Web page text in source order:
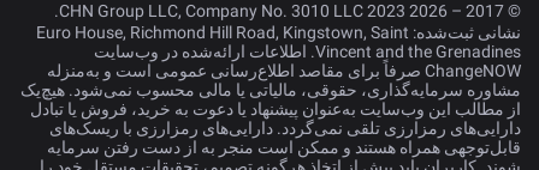
© 2017 – 2026 CHN Group LLC, Company No. 3010 LLC 2023.
نشانی ثبت‌شده: Euro House, Richmond Hill Road, Kingstown, Saint
Vincent and the Grenadines. اطلاعات ارائه‌شده در وب‌سایت
ChangeNOW صرفاً برای مقاصد اطلاع‌رسانی عمومی است و به‌منزله
مشاوره سرمایه‌گذاری، حقوقی، مالیاتی یا مالی محسوب نمی‌شود. هیچ‌یک
از مطالب این وب‌سایت به‌عنوان پیشنهاد یا دعوت به خرید، فروش یا تبادل
دارایی‌های رمزارزی تلقی نمی‌گردد. دارایی‌های رمزارزی با ریسک‌های
قابل‌توجهی همراه هستند و ممکن است منجر به از دست رفتن سرمایه